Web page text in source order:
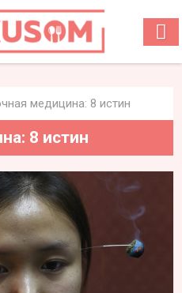
медицина: 8 истин
8 истин